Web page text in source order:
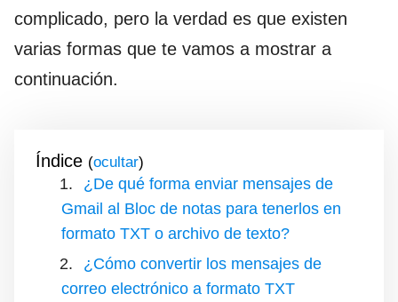
complicado, pero la verdad es que existen
varias formas que te vamos a mostrar a
continuación.
Índice ( )
¿De qué forma enviar mensajes de
Gmail al Bloc de notas para tenerlos en
formato TXT o archivo de texto?
¿Cómo convertir los mensajes de
correo electrónico a formato TXT